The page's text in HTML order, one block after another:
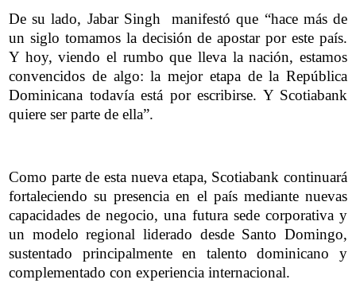
De su lado, Jabar Singh manifestó que “hace más de
un siglo tomamos la decisión de apostar por este país.
Y hoy, viendo el rumbo que lleva la nación, estamos
convencidos de algo: la mejor etapa de la República
Dominicana todavía está por escribirse. Y Scotiabank
quiere ser parte de ella”.
Como parte de esta nueva etapa, Scotiabank continuará
fortaleciendo su presencia en el país mediante nuevas
capacidades de negocio, una futura sede corporativa y
un modelo regional liderado desde Santo Domingo,
sustentado principalmente en talento dominicano y
complementado con experiencia internacional.